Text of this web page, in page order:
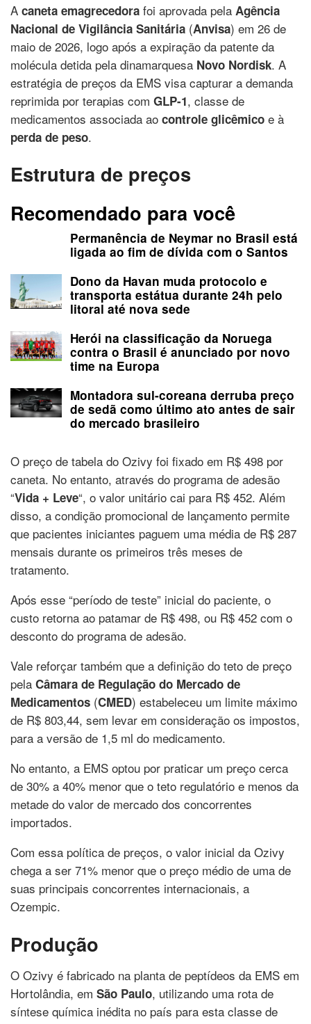
A caneta emagrecedora foi aprovada pela Agência
Nacional de Vigilância Sanitária (Anvisa) em 26 de
maio de 2026, logo após a expiração da patente da
molécula detida pela dinamarquesa Novo Nordisk. A
estratégia de preços da EMS visa capturar a demanda
reprimida por terapias com GLP-1, classe de
medicamentos associada ao controle glicêmico e à
perda de peso.
Estrutura de preços
Recomendado para você
Permanência de Neymar no Brasil está
ligada ao fim de dívida com o Santos
Dono da Havan muda protocolo e
transporta estátua durante 24h pelo
litoral até nova sede
Herói na classificação da Noruega
contra o Brasil é anunciado por novo
time na Europa
Montadora sul-coreana derruba preço
de sedã como último ato antes de sair
do mercado brasileiro
O preço de tabela do Ozivy foi fixado em R$ 498 por
caneta. No entanto, através do programa de adesão
“Vida + Leve“, o valor unitário cai para R$ 452. Além
disso, a condição promocional de lançamento permite
que pacientes iniciantes paguem uma média de R$ 287
mensais durante os primeiros três meses de
tratamento.
Após esse “período de teste” inicial do paciente, o
custo retorna ao patamar de R$ 498, ou R$ 452 com o
desconto do programa de adesão.
Vale reforçar também que a definição do teto de preço
pela Câmara de Regulação do Mercado de
Medicamentos (CMED) estabeleceu um limite máximo
de R$ 803,44, sem levar em consideração os impostos,
para a versão de 1,5 ml do medicamento.
No entanto, a EMS optou por praticar um preço cerca
de 30% a 40% menor que o teto regulatório e menos da
metade do valor de mercado dos concorrentes
importados.
Com essa política de preços, o valor inicial da Ozivy
chega a ser 71% menor que o preço médio de uma de
suas principais concorrentes internacionais, a
Ozempic.
Produção
O Ozivy é fabricado na planta de peptídeos da EMS em
Hortolândia, em São Paulo, utilizando uma rota de
síntese química inédita no país para esta classe de